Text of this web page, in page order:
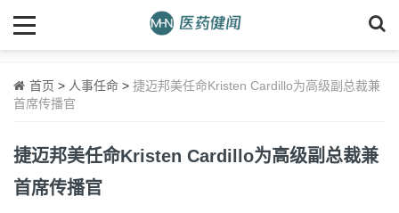
首页 > 人事任命 > 捷迈邦美任命Kristen Cardillo为高级副总裁兼
首席传播官
捷迈邦美任命Kristen Cardillo为高级副总裁兼
首席传播官